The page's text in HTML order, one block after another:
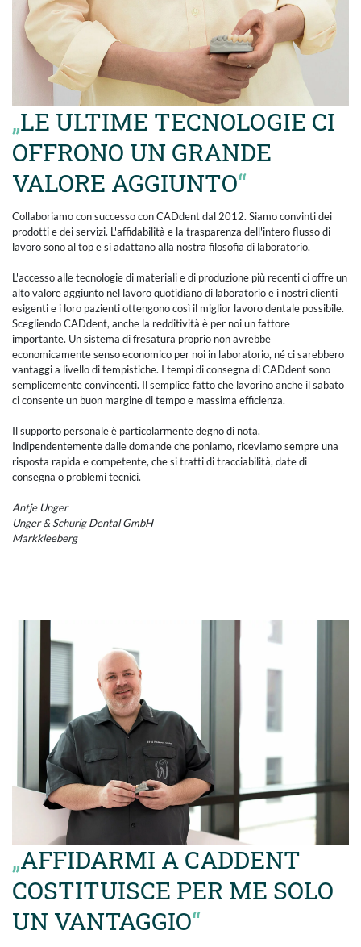
LE ULTIME TECNOLOGIE CI
OFFRONO UN GRANDE
VALORE AGGIUNTO
Collaboriamo con successo con CADdent dal 2012. Siamo convinti dei
prodotti e dei servizi. L'affidabilità e la trasparenza dell'intero flusso di
lavoro sono al top e si adattano alla nostra filosofia di laboratorio.
L'accesso alle tecnologie di materiali e di produzione più recenti ci offre un
alto valore aggiunto nel lavoro quotidiano di laboratorio e i nostri clienti
esigenti e i loro pazienti ottengono così il miglior lavoro dentale possibile.
Scegliendo CADdent, anche la redditività è per noi un fattore
importante. Un sistema di fresatura proprio non avrebbe
economicamente senso economico per noi in laboratorio, né ci sarebbero
vantaggi a livello di tempistiche. I tempi di consegna di CADdent sono
semplicemente convincenti. Il semplice fatto che lavorino anche il sabato
ci consente un buon margine di tempo e massima efficienza.
Il supporto personale è particolarmente degno di nota.
Indipendentemente dalle domande che poniamo, riceviamo sempre una
risposta rapida e competente, che si tratti di tracciabilità, date di
consegna o problemi tecnici.
Antje Unger
Unger & Schurig Dental GmbH
Markkleeberg
AFFIDARMI A CADDENT
COSTITUISCE PER ME SOLO
UN VANTAGGIO